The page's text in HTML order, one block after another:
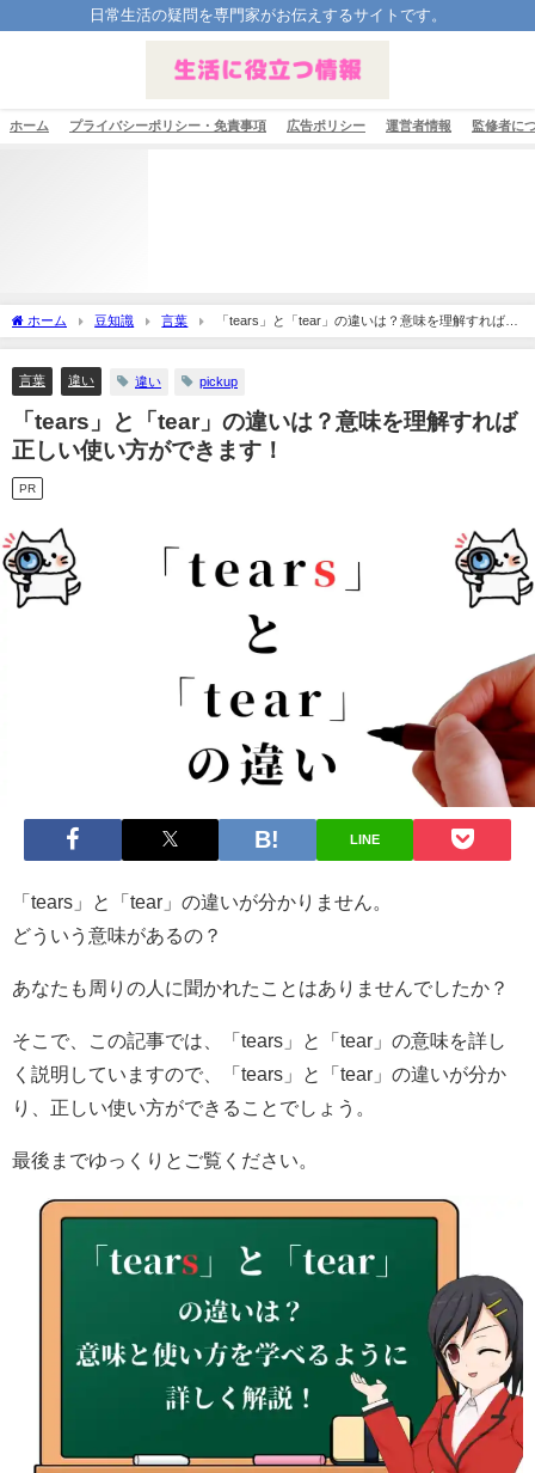
日常生活の疑問を専門家がお伝えするサイトです。
ホーム プライバシーポリシー・免責事項 広告ポリシー 運営者情報 監修者に
ホーム 豆知識 言葉
「tears」と「tear」の違いは？意味を理解すれば正
しい使い方ができます！
言葉 違い 違い pickup
「tears」と「tear」の違いは？意味を理解すれば
正しい使い方ができます！
PR
LINE
「tears」と「tear」の違いが分かりません。
どういう意味があるの？
あなたも周りの人に聞かれたことはありませんでしたか？
そこで、この記事では、「tears」と「tear」の意味を詳し
く説明していますので、「tears」と「tear」の違いが分か
り、正しい使い方ができることでしょう。
最後までゆっくりとご覧ください。